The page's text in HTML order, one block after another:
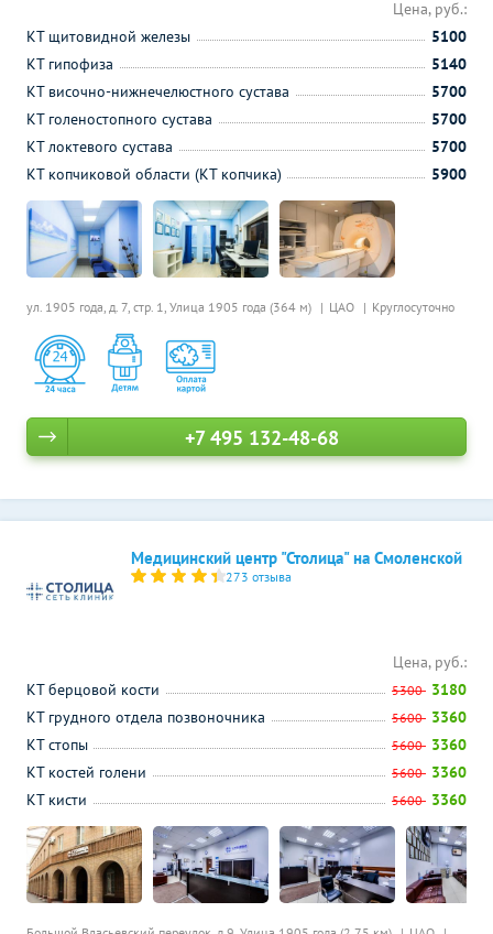
ул. 1905 года, д. 7, стр. 1, Улица 1905 года (364 м) ЦАО Круглосуточно
Цена, руб.:
КТ щитовидной железы
5100
КТ гипофиза
5140
КТ височно-нижнечелюстного сустава
5700
КТ голеностопного сустава
5700
КТ локтевого сустава
5700
КТ копчиковой области (КТ копчика)
5900
+7 495 132-48-68
Медицинский центр "Столица" на Смоленской
273 отзыва
Цена, руб.:
КТ берцовой кости
5300 3180
КТ грудного отдела позвоночника
5600 3360
КТ стопы
5600 3360
КТ костей голени
5600 3360
КТ кисти
5600 3360